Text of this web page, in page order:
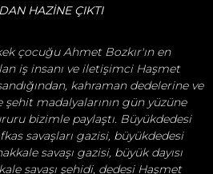
HAZİNEÇIKTI
çocuğu Ahmet Bozkır'ın en
iş insanı ve iletişimci Haşmet
kahraman dedelerine ve
şehit madalyalarının gün yüzüne
bizimle paylaştı. Büyükdedesi
savaşları gazisi, büyükdedesi
savaşı gazisi, büyük dayısı
savaşı şehidi, dedesi Haşmet